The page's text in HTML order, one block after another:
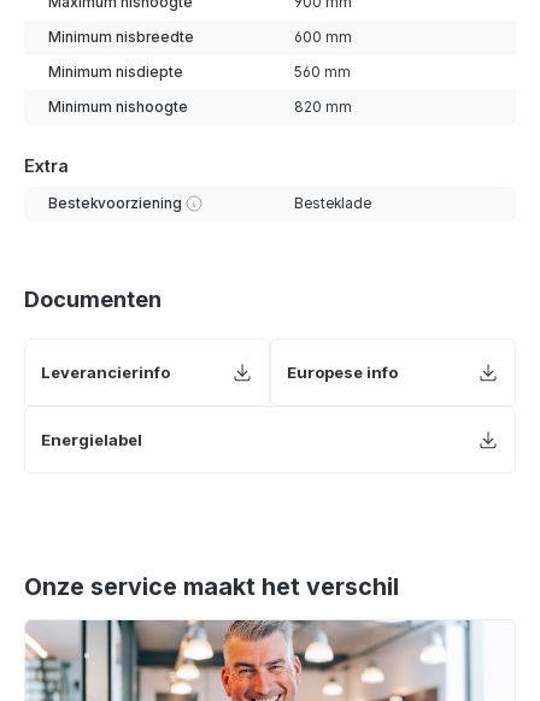
Minimum nisbreedte 600 mm
Minimum nisdiepte 560 mm
Minimum nishoogte 820 mm
Extra
Bestekvoorziening Besteklade
Documenten
Leverancierinfo Europese info
Energielabel
Onze service maakt het verschil